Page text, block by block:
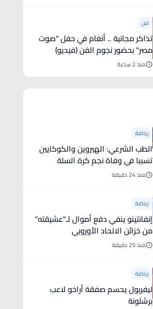
فن
تذاكر مجانية .. أنغام في حفل "صوت
مصر" بحضور نجوم الفن (فيديو)
منذ 2 ساعة
رياضة
الطب الشرعي: الهيروين والكوكايين
تسببا في وفاة نجم كرة السلة
منذ 24 دقيقة
رياضة
إنفانتينو ينفي دفع أموال لـ"عشيقته"
من خزائن الاتحاد الأوروبي
منذ 25 دقيقة
رياضة
ليفربول يحسم صفقة أراخو لاعب
برشلونة